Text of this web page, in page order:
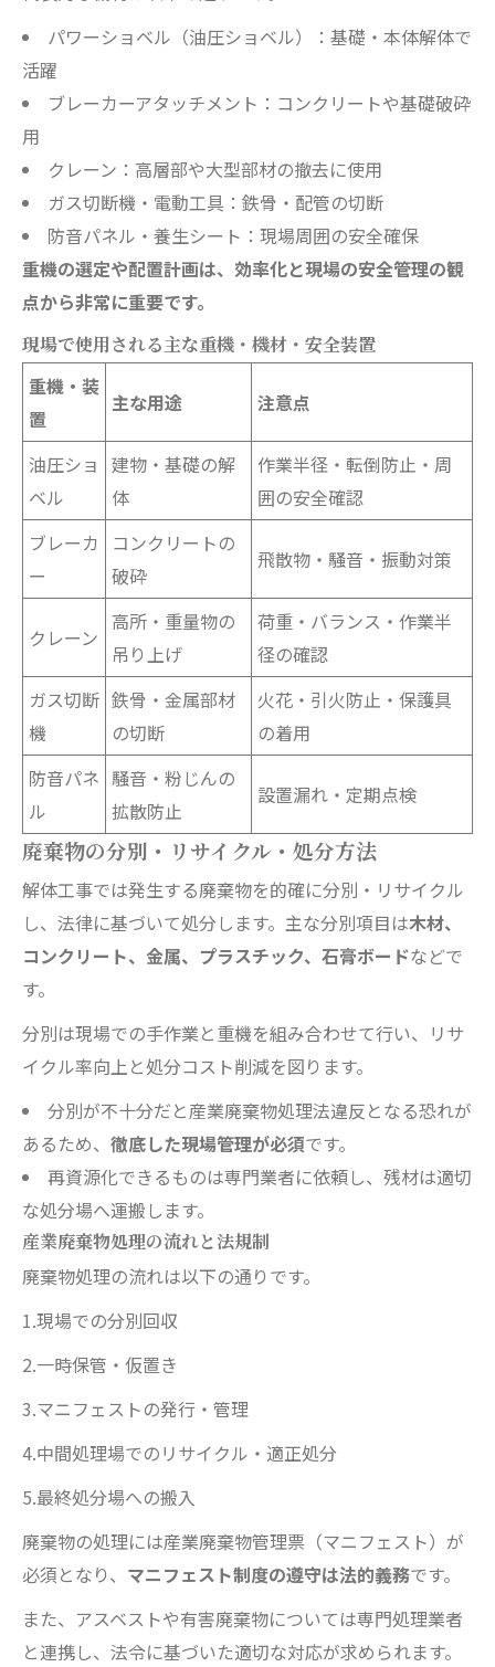
パワーショベル（油圧ショベル）：基礎・本体解体で
活躍
ブレーカーアタッチメント：コンクリートや基礎破砕
用
クレーン：高層部や大型部材の撤去に使用
ガス切断機・電動工具：鉄骨・配管の切断
防音パネル・養生シート：現場周囲の安全確保
重機の選定や配置計画は、効率化と現場の安全管理の観
点から非常に重要です。
現場で使用される主な重機・機材・安全装置
重機・装
置
主な用途 注意点
油圧ショ
ベル
建物・基礎の解
体
作業半径・転倒防止・周
囲の安全確認
ブレーカ
ー
コンクリートの
破砕
飛散物・騒音・振動対策
クレーン
高所・重量物の
吊り上げ
荷重・バランス・作業半
径の確認
ガス切断
機
鉄骨・金属部材
の切断
火花・引火防止・保護具
の着用
防音パネ
ル
騒音・粉じんの
拡散防止
設置漏れ・定期点検
廃棄物の分別・リサイクル・処分方法
解体工事では発生する廃棄物を的確に分別・リサイクル
し、法律に基づいて処分します。主な分別項目は木材、
コンクリート、金属、プラスチック、石膏ボードなどで
す。
分別は現場での手作業と重機を組み合わせて行い、リサ
イクル率向上と処分コスト削減を図ります。
分別が不十分だと産業廃棄物処理法違反となる恐れが
あるため、 徹底した現場管理が必須です。
再資源化できるものは専門業者に依頼し、残材は適切
な処分場へ運搬します。
産業廃棄物処理の流れと法規制
廃棄物処理の流れは以下の通りです。
1.現場での分別回収
2.一時保管・仮置き
3.マニフェストの発行・管理
4.中間処理場でのリサイクル・適正処分
5.最終処分場への搬入
廃棄物の処理には産業廃棄物管理票（マニフェスト）が
必須となり、 マニフェスト制度の遵守は法的義務です。
また、アスベストや有害廃棄物については専門処理業者
と連携し、法令に基づいた適切な対応が求められます。